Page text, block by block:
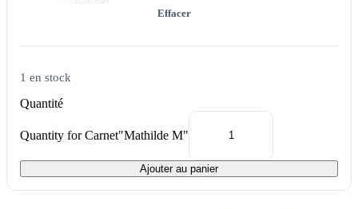
Effacer
1 en stock
Quantité
Quantity for Carnet"Mathilde M"
Ajouter au panier